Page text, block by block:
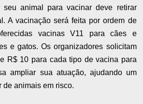
seu animal para vacinar deve retirar
A vacinação será feita por ordem de
vacinas V11 para cães e
e gatos. Os organizadores solicitam
R$ 10 para cada tipo de vacina para
ampliar sua atuação, ajudando um
de animais em risco.